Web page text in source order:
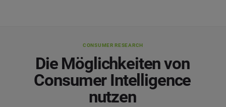
CONSUMER RESEARCH
Die Möglichkeiten von
Consumer Intelligence
nutzen